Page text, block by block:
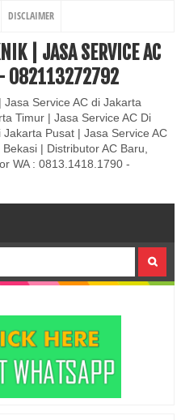
DISCLAIMER
| JASA SERVICE AC
082113272792
Service AC di Jakarta
Timur | Jasa Service AC Di
Pusat | Jasa Service AC
| Distributor AC Baru,
WA : 0813.1418.1790 -